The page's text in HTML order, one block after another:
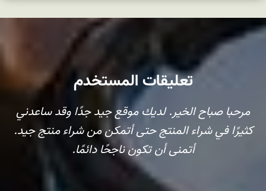
تعليقات المستخدم
مرحبا صباح الخير. لديك موقع جيد جدًا وقد ساعدني
كثيرًا في شراء المنتج حتى أتمكن من شراء منتج جيد.
أتمنى أن تكون ناجحًا دائمًا.